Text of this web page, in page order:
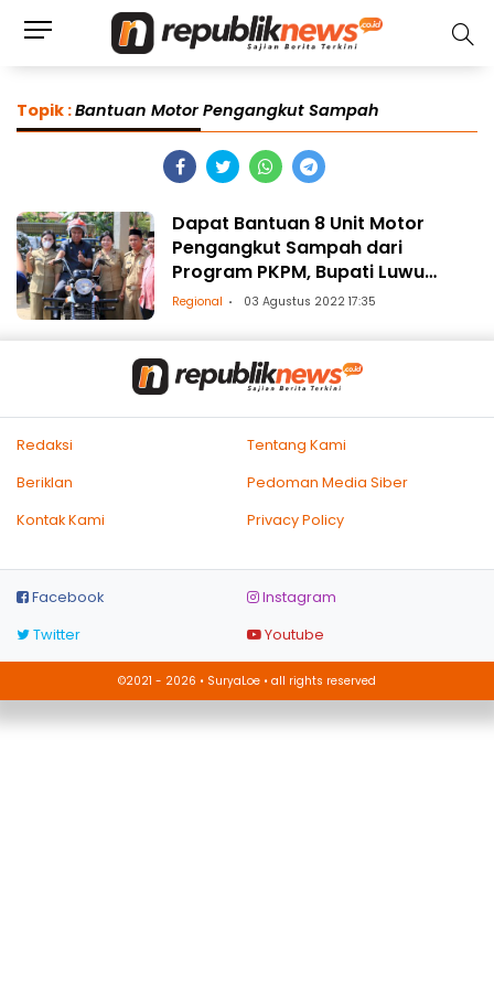
Topik :Bantuan Motor Pengangkut Sampah
Dapat Bantuan 8 Unit Motor
Pengangkut Sampah dari
Program PKPM, Bupati Luwu
Timur: Terima Kasih PT. Vale
Regional 03 Agustus 2022 17:35
Redaksi
Tentang Kami
Beriklan
Pedoman Media Siber
Kontak Kami
Privacy Policy
Facebook
Instagram
Twitter
Youtube
©2021 - 2026 • SuryaLoe • all rights reserved